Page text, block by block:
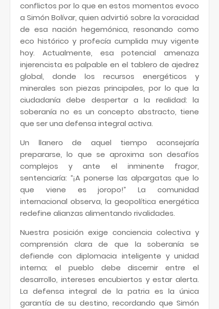
conflictos por lo que en estos momentos evoco
a Simón Bolívar, quien advirtió sobre la voracidad
de esa nación hegemónica, resonando como
eco histórico y profecía cumplida muy vigente
hoy. Actualmente, esa potencial amenaza
injerencista es palpable en el tablero de ajedrez
global, donde los recursos energéticos y
minerales son piezas principales, por lo que la
ciudadanía debe despertar a la realidad: la
soberanía no es un concepto abstracto, tiene
que ser una defensa integral activa.
Un llanero de aquel tiempo aconsejaría
prepararse, lo que se aproxima son desafíos
complejos y ante el inminente fragor,
sentenciaría: “¡A ponerse las alpargatas que lo
que viene es joropo!” La comunidad
internacional observa, la geopolítica energética
redefine alianzas alimentando rivalidades.
Nuestra posición exige conciencia colectiva y
comprensión clara de que la soberanía se
defiende con diplomacia inteligente y unidad
interna; el pueblo debe discernir entre el
desarrollo, intereses encubiertos y estar alerta.
La defensa integral de la patria es la única
garantía de su destino, recordando que Simón